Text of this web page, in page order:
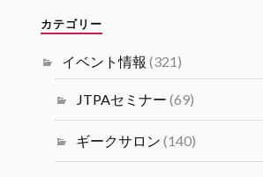
とSVIF共催の講演＋ネット
キングイベントです。
#シリコンバレーｘ日本なセ
ー
1 1 Twitter
Load More...
カテゴリー
イベント情報 (321)
JTPAセミナー (69)
ギークサロン (140)